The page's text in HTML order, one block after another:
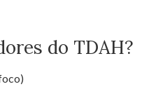
do TDAH?